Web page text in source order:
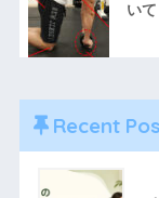
い
Recent